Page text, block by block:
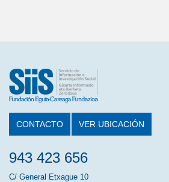
CONTACTO VER UBICACIÓN
943 423 656
C/ General Etxague 10